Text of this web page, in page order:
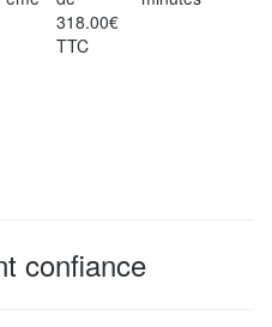
318.00€
TTC
confiance